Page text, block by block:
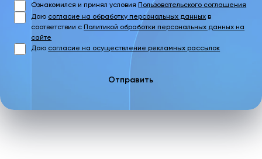
Ознакомился и принял условия Пользовательского соглашения
Даю согласие на обработку персональных данных в
соответствии с Политикой обработки персональных данных на
сайте
Даю согласие на осуществление рекламных рассылок
Отправить